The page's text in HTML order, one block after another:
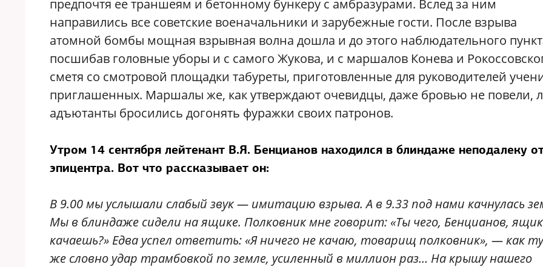
предпочтя ее траншеям и бетонному бункеру с амбразурами. Вслед за ним
направились все советские военачальники и зарубежные гости. После взрыва
атомной бомбы мощная взрывная волна дошла и до этого наблюдательного
посшибав головные уборы и с самого Жукова, и с маршалов Конева и
сметя со смотровой площадки табуреты, приготовленные для руководителей
приглашенных. Маршалы же, как утверждают очевидцы, даже бровью не повели,
адъютанты бросились догонять фуражки своих патронов.
Утром 14 сентября лейтенант В.Я. Бенцианов находился в блиндаже неподалеку
эпицентра. Вот что рассказывает он:
В 9.00 мы услышали слабый звук — имитацию взрыва. А в 9.33 под нами качнулась
Мы в блиндаже сидели на ящике. Полковник мне говорит: «Ты чего, Бенцианов, ящик
качаешь?» Едва успел ответить: «Я ничего не качаю, товарищ полковник», — как
же словно удар трамбовкой по земле, усиленный в миллион раз… На крышу нашего